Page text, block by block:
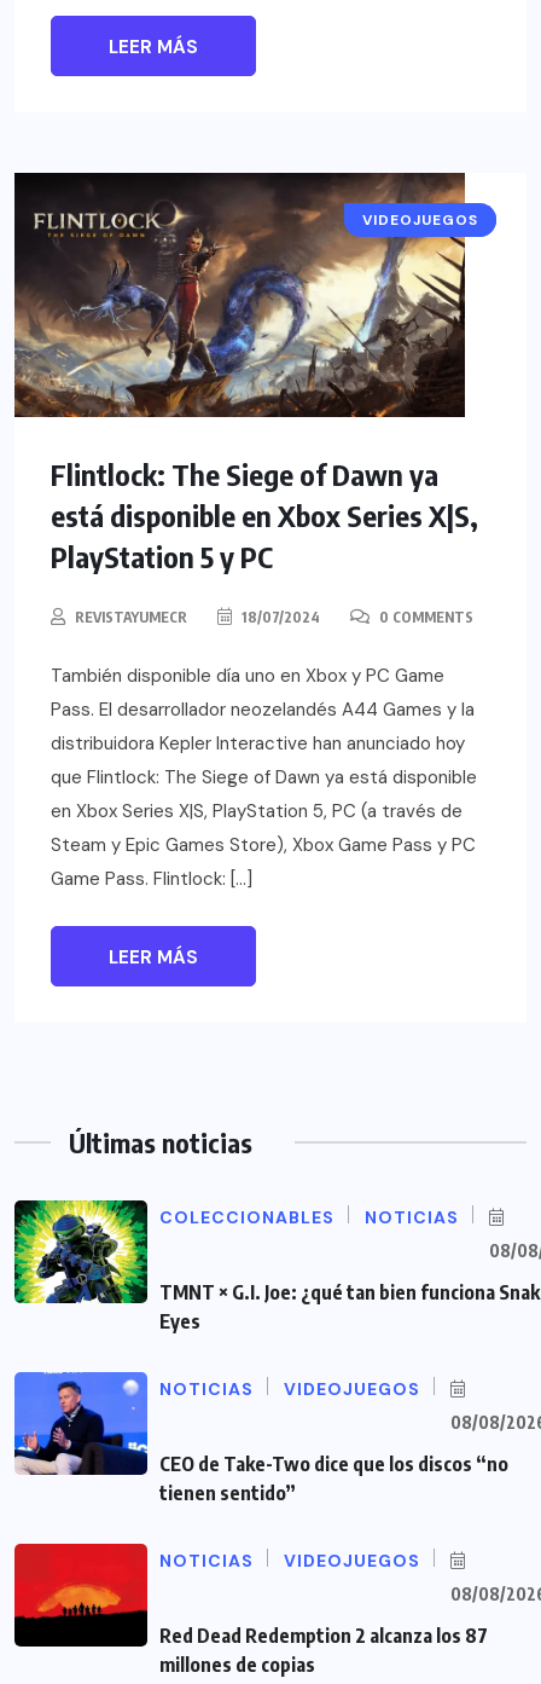
LEER MÁS
NOTICIAS
VIDEOJUEGOS
Flintlock: The Siege of Dawn ya
está disponible en Xbox Series X|S,
PlayStation 5 y PC
REVISTAYUMECR 18/07/2024 0 COMMENTS
También disponible día uno en Xbox y PC Game
Pass. El desarrollador neozelandés A44 Games y la
distribuidora Kepler Interactive han anunciado hoy
que Flintlock: The Siege of Dawn ya está disponible
en Xbox Series X|S, PlayStation 5, PC (a través de
Steam y Epic Games Store), Xbox Game Pass y PC
Game Pass. Flintlock: […]
LEER MÁS
Últimas noticias
COLECCIONABLES NOTICIAS
08/
TMNT × G.I. Joe: ¿qué tan bien funciona
Eyes
NOTICIAS VIDEOJUEGOS
08/08/
CEO de Take-Two dice que los discos “no
tienen sentido”
NOTICIAS VIDEOJUEGOS
08/08/
Red Dead Redemption 2 alcanza los 87
millones de copias